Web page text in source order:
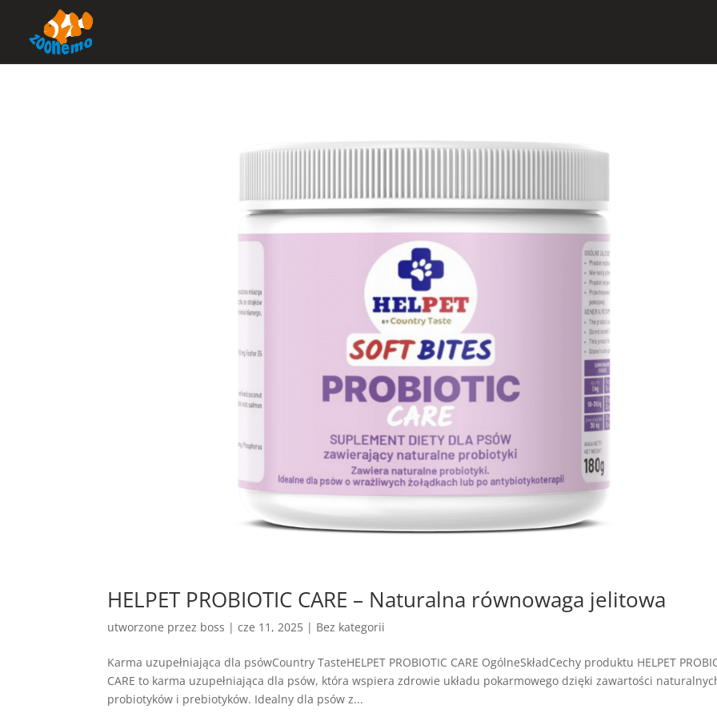
HELPET PROBIOTIC CARE – Naturalna równowaga jelitowa
utworzone przez boss |cze 11, 2025 | Bez kategorii
Karma uzupełniająca dla psówCountry TasteHELPET PROBIOTIC CARE OgólneSkładCechy produktu HELPET
CARE to karma uzupełniająca dla psów, która wspiera zdrowie układu pokarmowego dzięki zawartości
probiotyków i prebiotyków. Idealny dla psów z...